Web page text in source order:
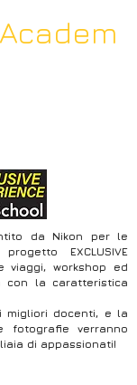
da Nikon per le
EXCLUSIVE
viaggi, workshop ed
con la caratteristica
migliori docenti, e la
fotografie verranno
di appassionati!